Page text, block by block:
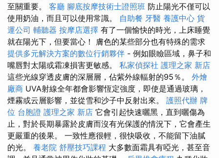
至關重要。 客廳 腳底按摩技術士證照班 防止陽光不僅可以
使用奶油，而且可以使用常識。 自助餐 牙醫 養護中心 貨
運公司 輔聽器 按摩店選擇 有了一個愉快的時光，上床睡覺
就在陽光下，但要當心！ 膚色的某些部分也有特殊的需求
提供多元解決方案的數位行銷夥伴 - 例如眼瞼區域，鼻子和
嘴唇對太陽或霜凍損害更敏感。 私家偵探社 護理之家 新店
這些光線穿透皮膚的深層層，佔紫外線輻射的95％。 外燴
廠商 UVA射線全年都會影響恆定強度，即使是通過玻璃，
煙霧或云層影響，並從雪和沙子中反射出來。 護照代辦 牌
位 台胞證 護理之家 新店 它會引起快速曬黑，直到曬傷為
止，對於長期暴露於皮膚而沒有光保護的情況下，它會產生
更嚴重的後果。 一致性應很輕，很快吸收，不能留下油膩
的光。 養老院 舒壓技巧課程 大多數面霜具有啞光，甚至音